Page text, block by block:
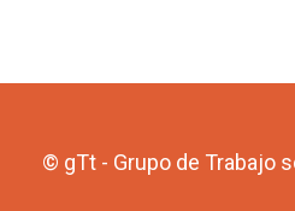
© gTt - Grupo de Trabajo